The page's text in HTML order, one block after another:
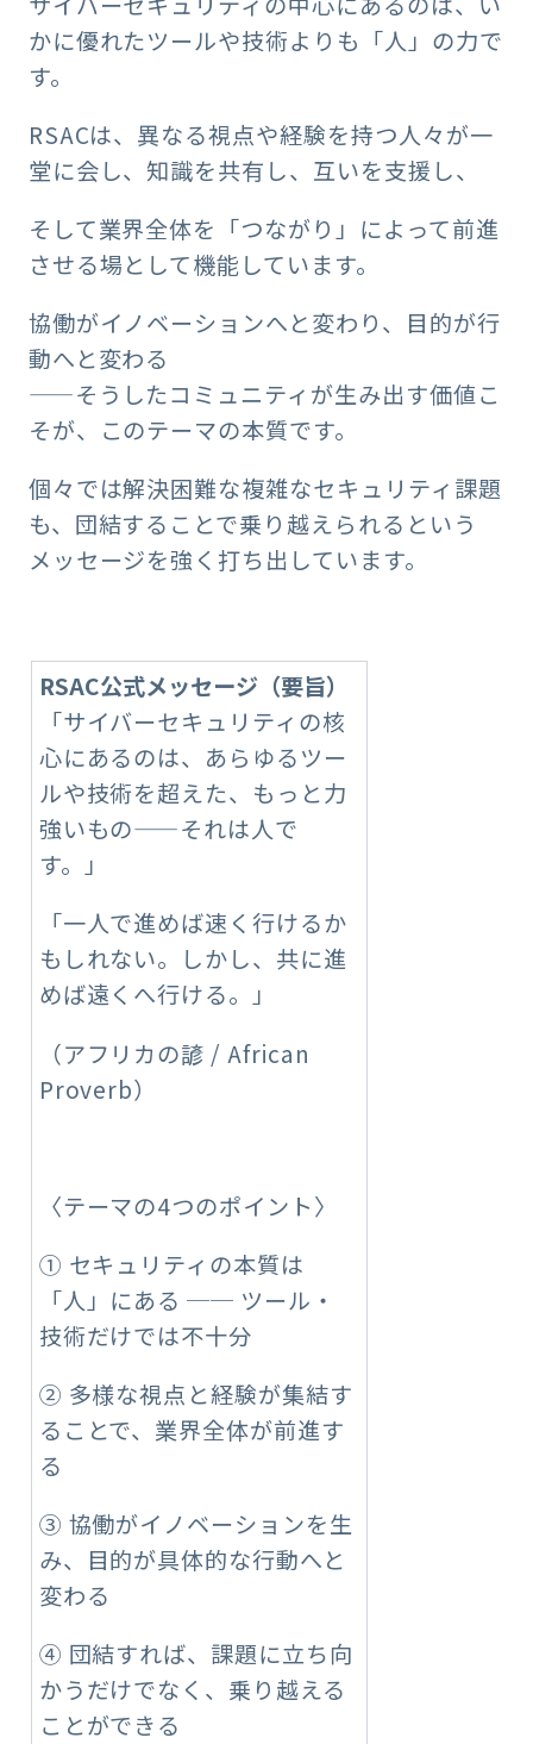
かに優れたツールや技術よりも「人」の力で
す。
RSACは、異なる視点や経験を持つ人々が一
堂に会し、知識を共有し、互いを支援し、
そして業界全体を「つながり」によって前進
させる場として機能しています。
協働がイノベーションへと変わり、目的が行
動へと変わる
——そうしたコミュニティが生み出す価値こ
そが、このテーマの本質です。
個々では解決困難な複雑なセキュリティ課題
も、団結することで乗り越えられるという
メッセージを強く打ち出しています。
RSAC公式メッセージ（要旨）
「サイバーセキュリティの核
心にあるのは、あらゆるツー
ルや技術を超えた、もっと力
強いもの——それは人で
す。」
「一人で進めば速く行けるか
もしれない。しかし、共に進
めば遠くへ行ける。」
（アフリカの諺 / African
Proverb）
〈テーマの4つのポイント〉
① セキュリティの本質は
「人」にある ── ツール・
技術だけでは不十分
② 多様な視点と経験が集結す
ることで、業界全体が前進す
る
③ 協働がイノベーションを生
み、目的が具体的な行動へと
変わる
④ 団結すれば、課題に立ち向
かうだけでなく、乗り越える
ことができる